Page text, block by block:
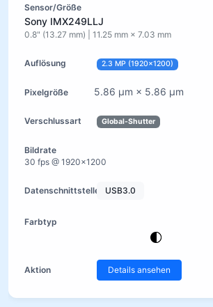
Sony IMX249LLJ
0.8" (13.27 mm) | 11.25 mm × 7.03 mm
2.3 MP (1920×1200)
5.86 µm × 5.86 µm
Global-Shutter
30 fps @ 1920×1200
USB3.0
Details ansehen